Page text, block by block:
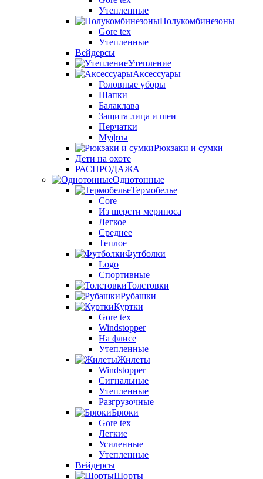
Утепленные
Полукомбинезоны
Gore tex
Утепленные
Вейдерсы
Утепление
Аксессуары
Головные уборы
Шапки
Балаклава
Защита лица и шеи
Перчатки
Муфты
Рюкзаки и сумки
Дети на охоте
РАСПРОДАЖА
Однотонные
Термобелье
Core
Из шерсти мериноса
Легкое
Среднее
Теплое
Футболки
Logo
Спортивные
Толстовки
Рубашки
Куртки
Gore tex
Windstopper
На флисе
Утепленные
Жилеты
Windstopper
Сигнальные
Утепленные
Разгрузочные
Брюки
Gore tex
Легкие
Усиленные
Утепленные
Вейдерсы
Шорты